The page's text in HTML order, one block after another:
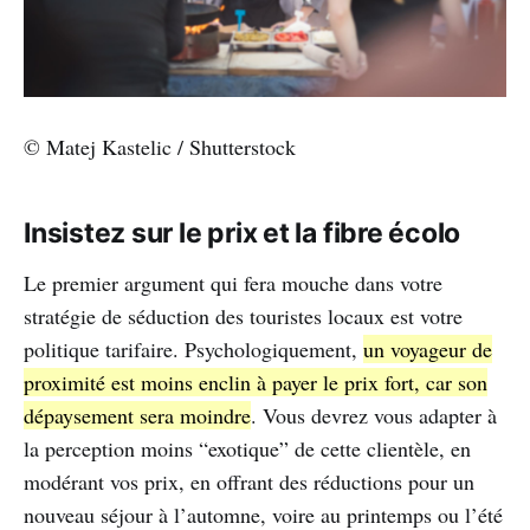
© Matej Kastelic / Shutterstock
Insistez sur le prix et la fibre écolo
Le premier argument qui fera mouche dans votre
stratégie de séduction des touristes locaux est votre
politique tarifaire. Psychologiquement, un voyageur de
proximité est moins enclin à payer le prix fort, car son
dépaysement sera moindre. Vous devrez vous adapter à
la perception moins “exotique” de cette clientèle, en
modérant vos prix, en offrant des réductions pour un
nouveau séjour à l’automne, voire au printemps ou l’été